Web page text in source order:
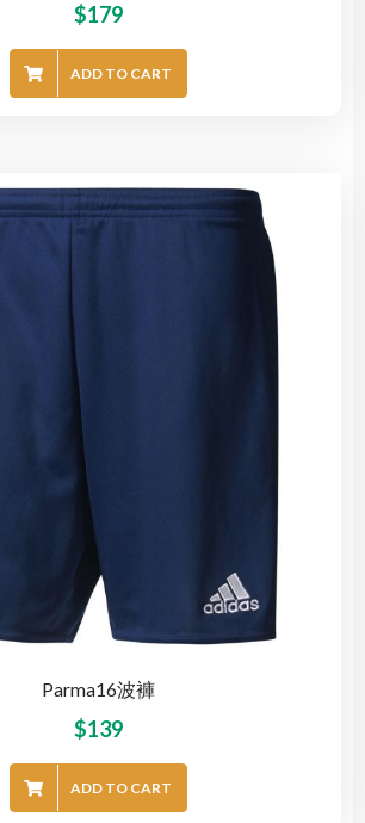
$179
ADD TO CART
Parma16波褲
$139
ADD TO CART